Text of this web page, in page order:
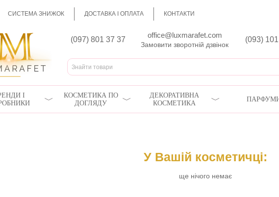
СИСТЕМА ЗНИЖОК ДОСТАВКА І ОПЛАТА КОНТАКТИ
(097) 801 37 37
office@luxmarafet.com
(093)
Замовити зворотній дзвінок
І
КОСМЕТИКА ПО
ДОГЛЯДУ
ДЕКОРАТИВНА
КОСМЕТИКА
У Вашій косметичці:
ще нічого немає